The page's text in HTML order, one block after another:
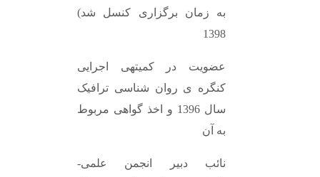
به زمان برگزاری کنسل شد)
1398
عضویت در کمیتهی اجرایی
کنگره ی روان شناسی ترافیک
سال 1396 و اخذ گواهی مربوط
به آن
نائب دبیر انجمن علمی-